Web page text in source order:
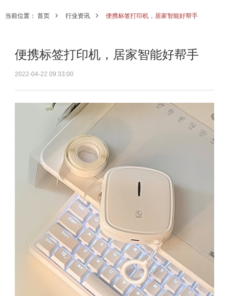
当前位置： 首页 行业资讯 便携标签打印机，居家智能好帮手
便携标签打印机，居家智能好帮手
2022-04-22 09:33:00